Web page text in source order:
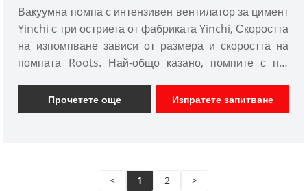
Вакуумна помпа с интензивен вентилатор за цимент
Yinchi с три остриета от фабриката Yinchi, Скоростта
на изпомпване зависи от размера и скоростта на
помпата Roots. Най-общо казано, помпите с по-
скорости на изпомпване. Крайната степен на вакуум
се отнася до минималната степен на вакуум, която
Прочетете още Изпратете запитване
< 1 2 >